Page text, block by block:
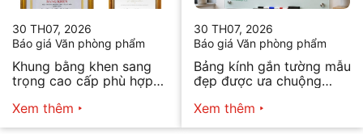
30 TH07, 2026
Báo giá Văn phòng phẩm
Khung bằng khen sang
trọng cao cấp phù hợp
Xem thêm
30 TH07, 2026
Báo giá Văn phòng phẩm
Bảng kính gắn tường mẫu
đẹp được ưa chuộng
Xem thêm